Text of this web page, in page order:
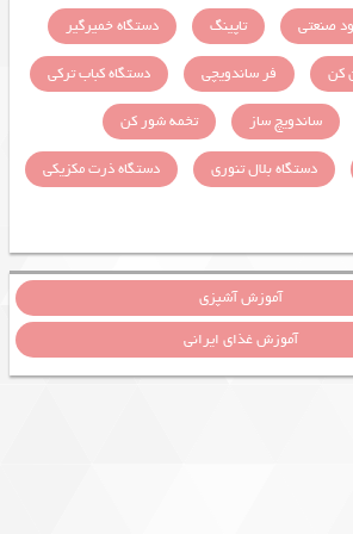
صنعتی تاپینگ
دستگاه خمیرگیر
کن
فر ساندویچی
دستگاه کباب ترکی
ساندویچ ساز
تخمه شور کن
دستگاه بلال تنوری
دستگاه ذرت مکزیکی
آموزش آشپزی
آموزش غذای ایرانی